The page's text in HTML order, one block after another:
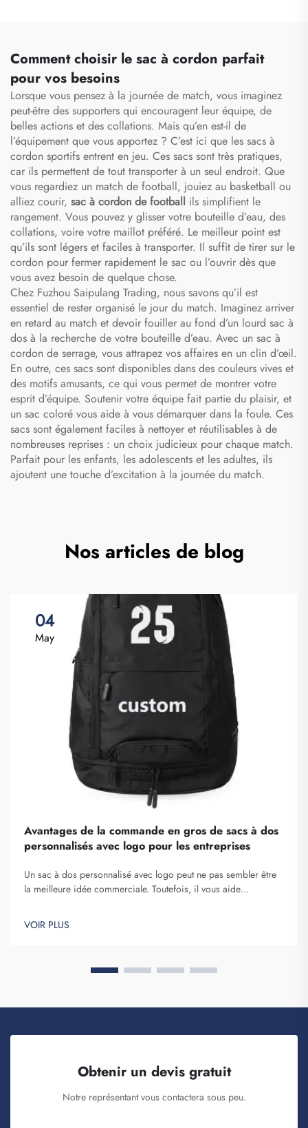
de voyage pour
chaussures
Comment choisir le sac à cordon parfait
pour vos besoins
Lorsque vous pensez à la journée de match, vous imaginez
peut-être des supporters qui encouragent leur équipe, de
belles actions et des collations. Mais qu’en est-il de
l’équipement que vous apportez ? C’est ici que les sacs à
cordon sportifs entrent en jeu. Ces sacs sont très pratiques,
car ils permettent de tout transporter à un seul endroit. Que
vous regardiez un match de football, jouiez au basketball ou
alliez courir, sac à cordon de football ils simplifient le
rangement. Vous pouvez y glisser votre bouteille d’eau, des
collations, voire votre maillot préféré. Le meilleur point est
qu’ils sont légers et faciles à transporter. Il suffit de tirer sur le
cordon pour fermer rapidement le sac ou l’ouvrir dès que
vous avez besoin de quelque chose.
Chez Fuzhou Saipulang Trading, nous savons qu’il est
essentiel de rester organisé le jour du match. Imaginez arriver
en retard au match et devoir fouiller au fond d’un lourd sac à
dos à la recherche de votre bouteille d’eau. Avec un sac à
cordon de serrage, vous attrapez vos affaires en un clin d’œil.
En outre, ces sacs sont disponibles dans des couleurs vives et
des motifs amusants, ce qui vous permet de montrer votre
esprit d’équipe. Soutenir votre équipe fait partie du plaisir, et
un sac coloré vous aide à vous démarquer dans la foule. Ces
sacs sont également faciles à nettoyer et réutilisables à de
nombreuses reprises : un choix judicieux pour chaque match.
Parfait pour les enfants, les adolescents et les adultes, ils
ajoutent une touche d’excitation à la journée du match.
Nos articles de blog
04
May
Avantages de la commande en gros de sacs à dos
personnalisés avec logo pour les entreprises
Un sac à dos personnalisé avec logo peut ne pas sembler être
la meilleure idée commerciale. Toutefois, il vous aide
une entreprise qui passe des commandes en gros de ces
articles afin de renforcer la notoriété de la marque. Vous savez,
VOIR PLUS
Obtenir un devis gratuit
Notre représentant vous contactera sous peu.